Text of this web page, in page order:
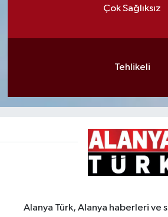
Çok Sağlıksız
Tehlikeli
Alanya Türk, Alanya haberleri ve